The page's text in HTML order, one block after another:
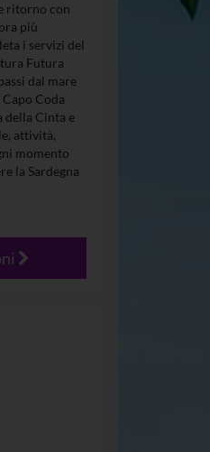
ritorno con
più
i servizi del
Futura
dal mare
Coda
della Cinta e
attività,
momento
la Sardegna